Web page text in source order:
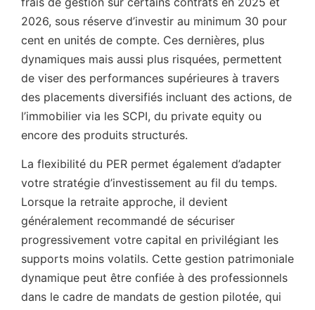
2026, sous réserve d’investir au minimum 30 pour
cent en unités de compte. Ces dernières, plus
dynamiques mais aussi plus risquées, permettent
de viser des performances supérieures à travers
des placements diversifiés incluant des actions, de
l’immobilier via les SCPI, du private equity ou
encore des produits structurés.
La flexibilité du PER permet également d’adapter
votre stratégie d’investissement au fil du temps.
Lorsque la retraite approche, il devient
généralement recommandé de sécuriser
progressivement votre capital en privilégiant les
supports moins volatils. Cette gestion patrimoniale
dynamique peut être confiée à des professionnels
dans le cadre de mandats de gestion pilotée, qui